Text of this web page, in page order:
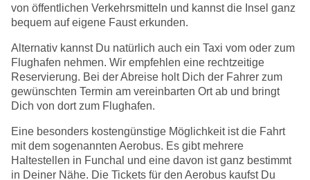
von öffentlichen Verkehrsmitteln und kannst die Insel ganz
bequem auf eigene Faust erkunden.
Alternativ kannst Du natürlich auch ein Taxi vom oder zum
Flughafen nehmen. Wir empfehlen eine rechtzeitige
Reservierung. Bei der Abreise holt Dich der Fahrer zum
gewünschten Termin am vereinbarten Ort ab und bringt
Dich von dort zum Flughafen.
Eine besonders kostengünstige Möglichkeit ist die Fahrt
mit dem sogenannten Aerobus. Es gibt mehrere
Haltestellen in Funchal und eine davon ist ganz bestimmt
in Deiner Nähe. Die Tickets für den Aerobus kaufst Du